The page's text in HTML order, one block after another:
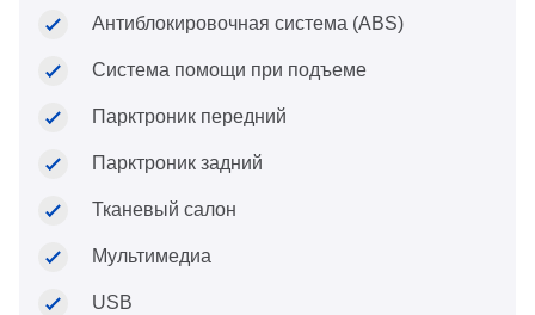
Антиблокировочная система (ABS)
Система помощи при подъеме
Парктроник передний
Парктроник задний
Тканевый салон
Мультимедиа
USB